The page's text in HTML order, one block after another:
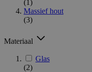
(1)
Massief hout
(3)
Materiaal
Glas
(2)